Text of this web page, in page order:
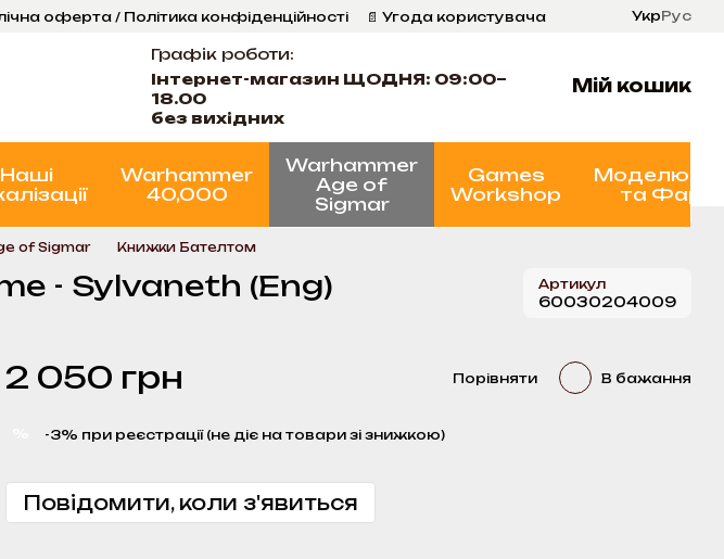
оферта / Політика конфіденційності
📄 Угода користувача
УкрРус
Графік роботи:
Інтернет-магазин ЩОДНЯ: 09:00–
18.00
без вихідних
Мій кошик
Наші
Warhammer
40,000
Warhammer
Age of
Sigmar
Games
Workshop
та
of Sigmar Книжки Бателтом
- Sylvaneth (Eng) Артикул
60030204009
2 050 грн Порівняти В бажання
-3% при реєстрації (не діє на товари зі знижкою)
Повідомити, коли з'явиться